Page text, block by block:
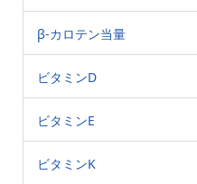
β-カロテン当量
ビタミンD
ビタミンE
ビタミンK